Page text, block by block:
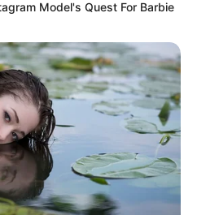
Model's Quest For Barbie